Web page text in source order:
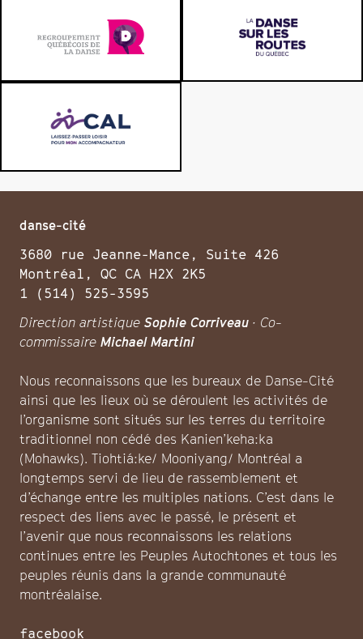
danse-cité
3680 rue Jeanne-Mance, Suite 426
Montréal, QC CA H2X 2K5
1 (514) 525-3595
Direction artistique Sophie Corriveau · Co-
commissaire Michael Martini
Nous reconnaissons que les bureaux de Danse-Cité
ainsi que les lieux où se déroulent les activités de
l’organisme sont situés sur les terres du territoire
traditionnel non cédé des Kanien’keha:ka
(Mohawks). Tiohtiá:ke/ Mooniyang/ Montréal a
longtemps servi de lieu de rassemblement et
d’échange entre les multiples nations. C’est dans le
respect des liens avec le passé, le présent et
l’avenir que nous reconnaissons les relations
continues entre les Peuples Autochtones et tous les
peuples réunis dans la grande communauté
montréalaise.
facebook